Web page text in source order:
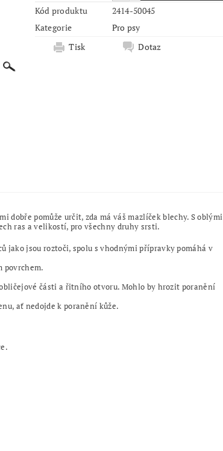
Kód produktu
2414-50045
Kategorie
Pro psy
Tisk
Dotaz
dobře pomůže určit, zda má váš mazlíček blechy. S oblými
ras a velikostí, pro všechny druhy srsti.
jako jsou roztoči, spolu s vhodnými přípravky pomáhá v
povrchem.
části a řitního otvoru. Mohlo by hrozit poranění
ať nedojde k poranění kůže.